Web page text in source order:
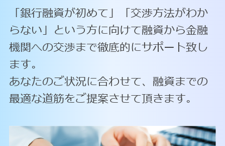
「銀行融資が初めて」「交渉方法がわか
らない」という方に向けて融資から金融
機関への交渉まで徹底的にサポート致し
ます。
あなたのご状況に合わせて、融資までの
最適な道筋をご提案させて頂きます。